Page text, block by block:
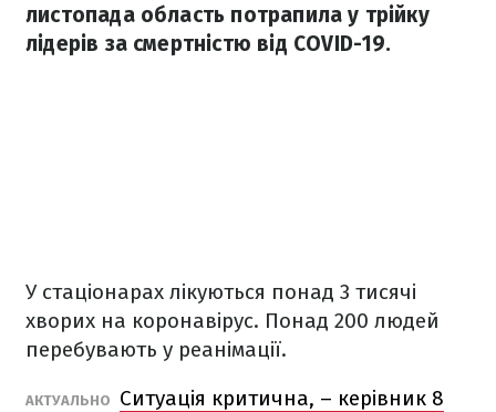
листопада область потрапила у трійку
лідерів за смертністю від COVID-19.
У стаціонарах лікуються понад 3 тисячі
хворих на коронавірус. Понад 200 людей
перебувають у реанімації.
АКТУАЛЬНО
Ситуація критична, – керівник 8